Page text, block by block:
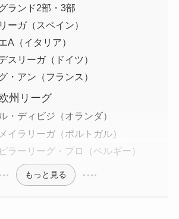
ランド2部・3部
ーガ（スペイン）
A（イタリア）
スリーガ（ドイツ）
・アン（フランス）
州リーグ
・ディビジ（オランダ）
イラリーガ（ポルトガル）
ラーリーグ・プロ（ベルギー）
もっと見る